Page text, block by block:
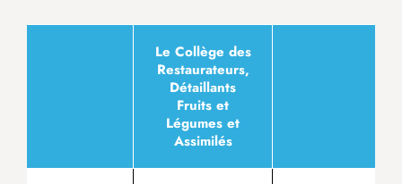
Le Collège des
Restaurateurs,
Détaillants
Fruits et
Légumes et
Assimilés